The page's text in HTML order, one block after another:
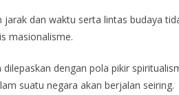
dan waktu serta lintas budaya
masionalisme.
dengan pola pikir
suatu negara akan berjalan seiring.